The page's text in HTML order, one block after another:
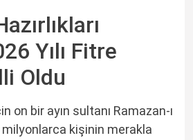
Yılı Fitre
Oldu
on bir ayın sultanı Ramazan-ı
milyonlarca kişinin merakla